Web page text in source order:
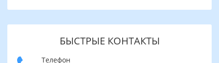
БЫСТРЫЕ КОНТАКТЫ
Телефон